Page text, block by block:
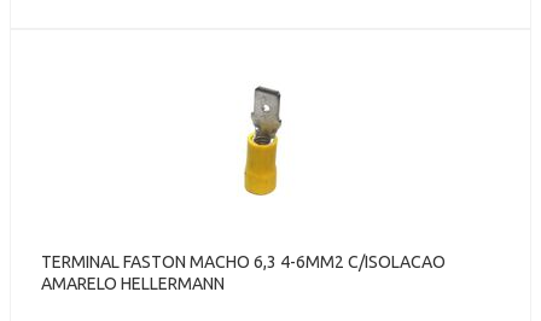
TERMINAL FASTON MACHO 6,3 4-6MM2 C/ISOLACAO
AMARELO HELLERMANN